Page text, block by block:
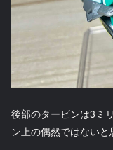
後部のタービンは3ミ
ン上の偶然ではない